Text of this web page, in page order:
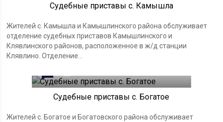
Судебные приставы с. Камышла
Жителей с. Камышла и Камышлинского района обслуживает
отделение судебных приставов Камышлинского и
Клявлинского районов, расположенное в ж/д станции
Клявлино. Отделение...
Судебные приставы с. Богатое
Жителей с. Богатое и Богатовского района обслуживает